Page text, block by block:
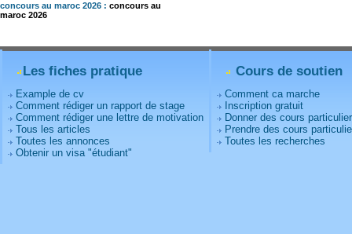
concours au maroc 2026 : concours au
maroc 2026
Les fiches pratique
Example de cv
Comment rédiger un rapport de stage
Comment rédiger une lettre de motivation
Tous les articles
Toutes les annonces
Obtenir un visa "étudiant"
Cours de soutien
Comment ca marche
Inscription gratuit
Donner des cours
Prendre des cours
Toutes les recherches